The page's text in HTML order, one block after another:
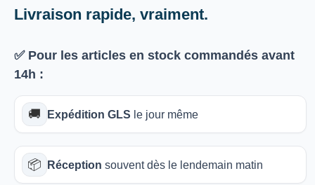
Livraison rapide, vraiment.
✅ Pour les articles en stock commandés avant
14h :
🚚 Expédition GLS le jour même
📦 Réception souvent dès le lendemain matin